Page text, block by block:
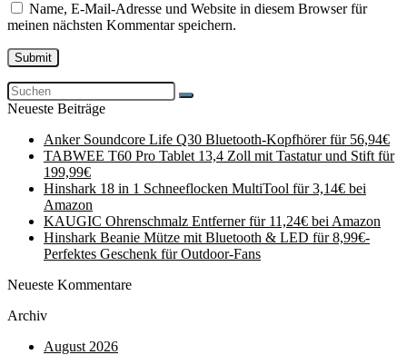
Name, E-Mail-Adresse und Website in diesem Browser für
meinen nächsten Kommentar speichern.
Neueste Beiträge
Anker Soundcore Life Q30 Bluetooth-Kopfhörer für 56,94€
TABWEE T60 Pro Tablet 13,4 Zoll mit Tastatur und Stift für
199,99€
Hinshark 18 in 1 Schneeflocken MultiTool für 3,14€ bei
Amazon
KAUGIC Ohrenschmalz Entferner für 11,24€ bei Amazon
Hinshark Beanie Mütze mit Bluetooth & LED für 8,99€-
Perfektes Geschenk für Outdoor-Fans
Neueste Kommentare
Archiv
August 2026